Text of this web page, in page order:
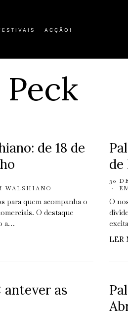
ACÇÃO!
de 18 de
WALSHIANO
para quem acompanha o
O destaque
a…
de
30
O
LER
antever as